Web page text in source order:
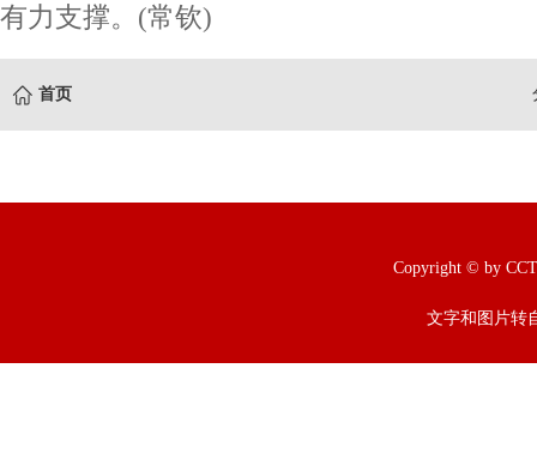
有力支撑。(常钦)
首页
Copyright © by
文字和图片转